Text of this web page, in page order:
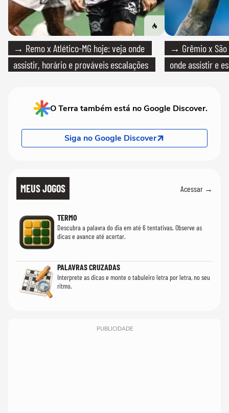
→ Remo x Atlético-MG hoje: veja onde
assistir, horário e prováveis escalações
→ Grêmio x São
onde assistir e
O Terra também está no Google Discover.
Siga no Google Discover
MEUS JOGOS Acessar →
TERMO
Descubra a palavra do dia em até 6 tentativas. Observe as
dicas e avance até acertar.
PALAVRAS CRUZADAS
Interprete as dicas e monte o tabuleiro letra por letra, no seu
ritmo.
PUBLICIDADE